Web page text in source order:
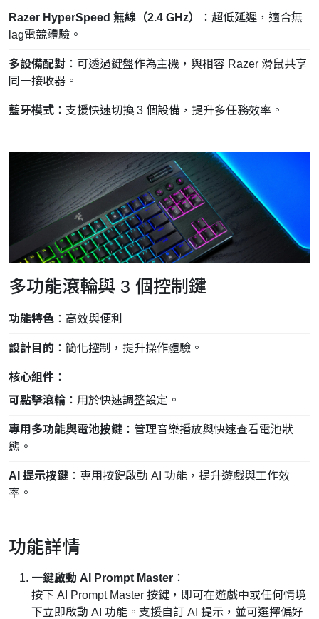
Razer HyperSpeed 無線（2.4 GHz）
：超低延遲，適合無
lag電競體驗。
多設備配對 ：可透過鍵盤作為主機，與相容 Razer 滑鼠共享
同一接收器。
藍牙模式 ：支援快速切換 3 個設備，提升多任務效率。
多功能滾輪與 3 個控制鍵
功能特色 ：高效與便利
設計目的 ：簡化控制，提升操作體驗。
核心組件 ：
可點擊滾輪 ：用於快速調整設定。
專用多功能與電池按鍵 ：管理音樂播放與快速查看電池狀
態。
AI 提示按鍵 ：專用按鍵啟動 AI 功能，提升遊戲與工作效
率。
功能詳情
一鍵啟動 AI Prompt Master ：
按下 AI Prompt Master 按鍵，即可在遊戲中或任何情境
下立即啟動 AI 功能。支援自訂 AI 提示，並可選擇偏好